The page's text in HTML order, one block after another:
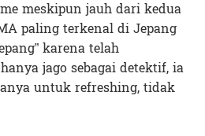
meskipun jauh dari kedua
paling terkenal di Jepang
karena telah
jago sebagai detektif, ia
untuk refreshing, tidak